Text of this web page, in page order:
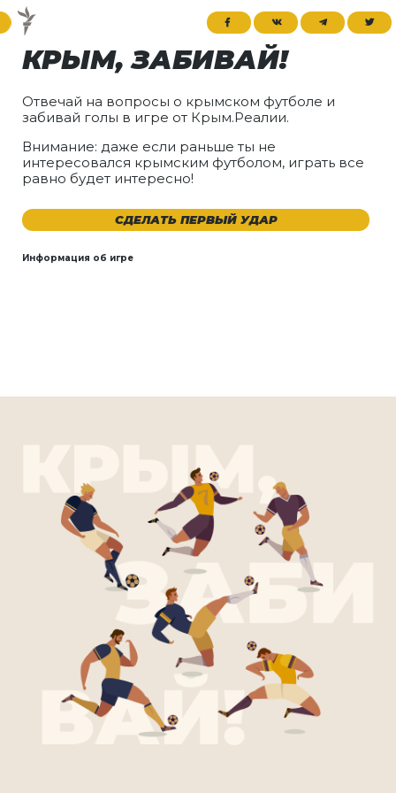
КРЫМ, ЗАБИВАЙ!
Отвечай на вопросы о крымском футболе и
забивай голы в игре от Крым.Реалии.
Внимание: даже если раньше ты не
интересовался крымским футболом, играть все
равно будет интересно!
СДЕЛАТЬ ПЕРВЫЙ УДАР
Информация об игре